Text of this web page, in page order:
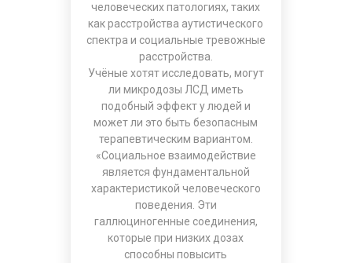
человеческих патологиях, таких
как расстройства аутистического
спектра и социальные тревожные
расстройства.
Учёные хотят исследовать, могут
ли микродозы ЛСД иметь
подобный эффект у людей и
может ли это быть безопасным
терапевтическим вариантом.
«Социальное взаимодействие
является фундаментальной
характеристикой человеческого
поведения. Эти
галлюциногенные соединения,
которые при низких дозах
способны повысить